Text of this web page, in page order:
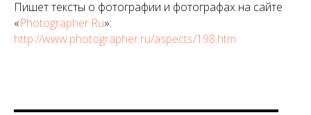
Пишет тексты о фотографии и фотографах на сайте
«Photographer.Ru»:
http://www.photographer.ru/aspects/198.htm